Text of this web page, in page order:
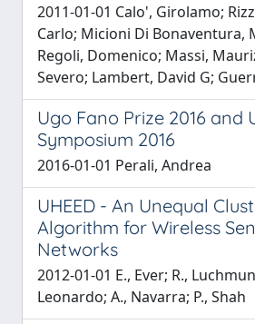
2011-01-01 Calo', Girolamo;
Carlo; Micioni Di Bonaventura,
Regoli, Domenico; Massi,
Severo; Lambert, David G;
Ugo Fano Prize 2016 and
Symposium 2016
2016-01-01 Perali, Andrea
UHEED - An Unequal
Algorithm for Wireless
Networks
2012-01-01 E., Ever; R.,
Leonardo; A., Navarra; P., Shah